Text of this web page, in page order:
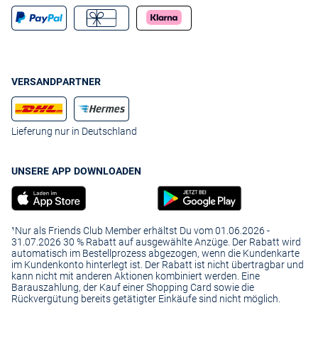
VERSANDPARTNER
Lieferung nur in Deutschland
UNSERE APP DOWNLOADEN
¹Nur als Friends Club Member erhältst Du vom 01.06.2026 -
31.07.2026 30 % Rabatt auf ausgewählte Anzüge. Der Rabatt wird
automatisch im Bestellprozess abgezogen, wenn die Kundenkarte
im Kundenkonto hinterlegt ist. Der Rabatt ist nicht übertragbar und
kann nicht mit anderen Aktionen kombiniert werden. Eine
Barauszahlung, der Kauf einer Shopping Card sowie die
Rückvergütung bereits getätigter Einkäufe sind nicht möglich.